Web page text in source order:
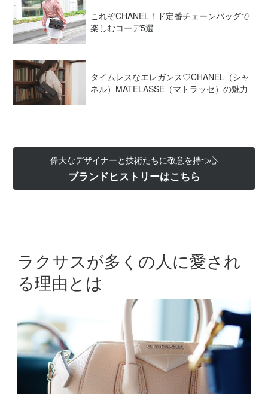
これぞCHANEL！ド定番チェーンバッグで
楽しむコーデ5選
タイムレスなエレガンス♡CHANEL（シャ
ネル）MATELASSE（マトラッセ）の魅力
偉大なデザイナーと技術たちに敬意を持つ心
ブランドヒストリーはこちら
ラクサスが多くの人に愛され
る理由とは